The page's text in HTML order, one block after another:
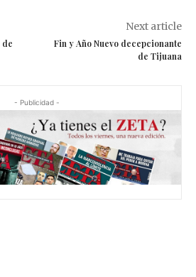
Next article
de Tijuana